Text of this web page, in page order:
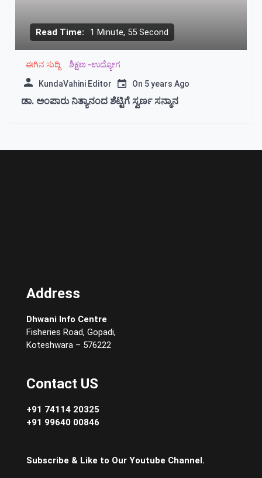
Read Time: 1 Minute, 55 Second
ಈಗಿನ ಸುದ್ದಿ ಶಿಕ್ಷಣ -ಉದ್ಯೋಗ
KundaVahini Editor On 5 years Ago
ಡಾ. ಅಂಪಾರು ನಿತ್ಯಾನಂದ ಶೆಟ್ಟಿಗೆ ಸ್ವರ್ಣ ಸನ್ಮಾನ
Address
Dhwani Info Centre
Fisheries Road, Gopadi,
Koteshwara – 576222
Contact US
+91 74114 20325
+91 99640 00846
Subscribe & Like to Our Youtube Channel.